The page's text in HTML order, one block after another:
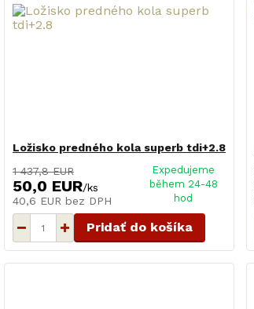
Ložisko predného kola superb tdi+2.8
1 437,8 EUR
50,0 EUR/ks
40,6 EUR bez DPH
Expedujeme
během 24-48
hod
Pridať do košíka